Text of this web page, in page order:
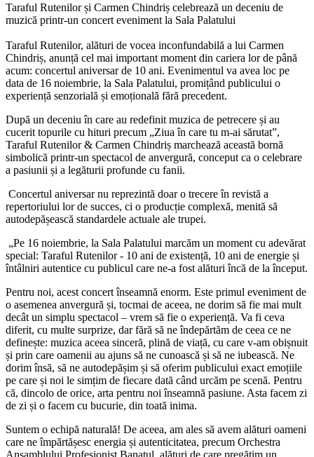
Taraful Rutenilor și Carmen Chindriș celebrează un deceniu de
muzică printr-un concert eveniment la Sala Palatului
Taraful Rutenilor, alături de vocea inconfundabilă a lui Carmen
Chindriș, anunță cel mai important moment din cariera lor de până
acum: concertul aniversar de 10 ani. Evenimentul va avea loc pe
data de 16 noiembrie, la Sala Palatului, promițând publicului o
experiență senzorială și emoțională fără precedent.
După un deceniu în care au redefinit muzica de petrecere și au
cucerit topurile cu hituri precum „Ziua în care tu m-ai sărutat”,
Taraful Rutenilor & Carmen Chindriș marchează această bornă
simbolică printr-un spectacol de anvergură, conceput ca o celebrare
a pasiunii și a legăturii profunde cu fanii.
Concertul aniversar nu reprezintă doar o trecere în revistă a
repertoriului lor de succes, ci o producție complexă, menită să
autodepășească standardele actuale ale trupei.
„Pe 16 noiembrie, la Sala Palatului marcăm un moment cu adevărat
special: Taraful Rutenilor - 10 ani de existență, 10 ani de energie și
întâlniri autentice cu publicul care ne-a fost alături încă de la început.
Pentru noi, acest concert înseamnă enorm. Este primul eveniment de
o asemenea anvergură și, tocmai de aceea, ne dorim să fie mai mult
decât un simplu spectacol – vrem să fie o experiență. Va fi ceva
diferit, cu multe surprize, dar fără să ne îndepărtăm de ceea ce ne
definește: muzica aceea sinceră, plină de viață, cu care v-am obișnuit
și prin care oamenii au ajuns să ne cunoască și să ne iubească. Ne
dorim însă, să ne autodepășim și să oferim publicului exact emoțiile
pe care și noi le simțim de fiecare dată când urcăm pe scenă. Pentru
că, dincolo de orice, arta pentru noi înseamnă pasiune. Asta facem zi
de zi și o facem cu bucurie, din toată inima.
Suntem o echipă naturală! De aceea, am ales să avem alături oameni
care ne împărtășesc energia și autenticitatea, precum Orchestra
Ansamblului Profesionist Banatul, alături de care pregătim un